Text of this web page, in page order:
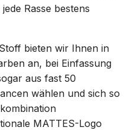
Rasse bestens
bieten wir Ihnen in
an, bei Einfassung
aus fast 50
wählen und sich so
MATTES-Logo